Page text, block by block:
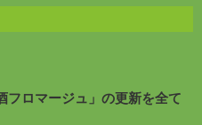
フロマージュ」の更新を全て